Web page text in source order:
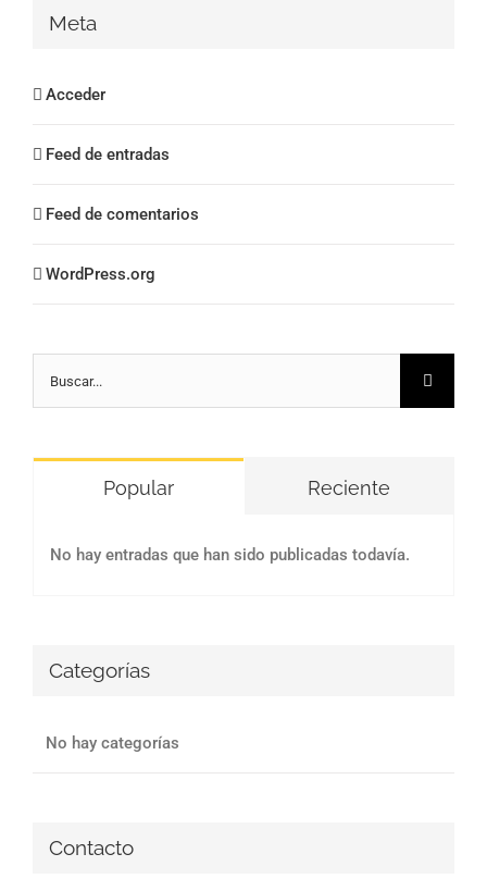
Meta
Acceder
Feed de entradas
Feed de comentarios
WordPress.org
Popular Reciente
No hay entradas que han sido publicadas todavía.
Categorías
No hay categorías
Contacto